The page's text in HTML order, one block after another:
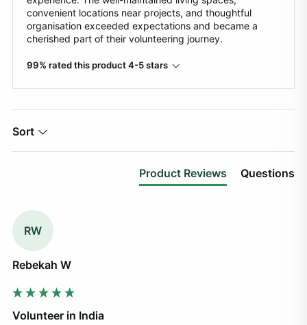
convenient locations near projects, and thoughtful
organisation exceeded expectations and became a
cherished part of their volunteering journey.
99% rated this product 4-5 stars
Sort
Product Reviews Questions
RW
Rebekah W
Volunteer in India